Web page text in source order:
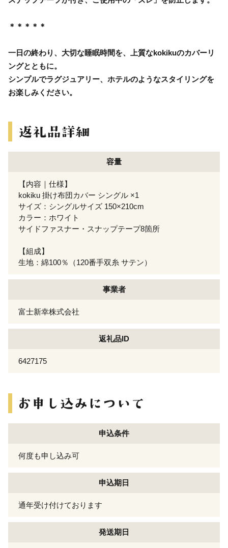
＊＊＊＊＊
一日の終わり、大切な睡眠時間を、上質なkokikuのカバーリ
ングとともに。
シンプルでラグジュアリー、ホテルのようなスタイリングを
お楽しみください。
容量
【内容｜仕様】
kokiku 掛け布団カバー シングル ×1
サイズ：シングルサイズ 150×210cm
カラー：ホワイト
サイドファスナー・スナップテープ8箇所
【組成】
生地：綿100％（120番手双糸 サテン）
事業者
富士新幸株式会社
返礼品ID
6427175
申込条件
何度も申し込み可
申込期日
通年受け付けております
発送期日